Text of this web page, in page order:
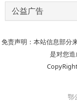
公益广告
免责声明：本站信息部分
是对您造
鄂